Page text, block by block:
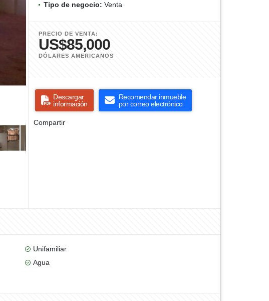
Tipo de negocio: Venta
PRECIO DE VENTA:
US$85,000
DÓLARES AMERICANOS
Descargar
información
Recomendar inmueble
por correo electrónico
Compartir
Unifamiliar
Agua